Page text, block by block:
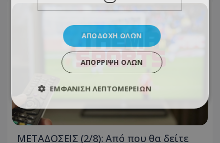
ΜΕΤΑΔΟΣΕΙΣ (2/8): Από που θα δείτε
ΑΠΟΔΟΧΉ ΌΛΩΝ
ΑΠΌΡΡΙΨΗ ΌΛΩΝ
ΕΜΦΆΝΙΣΗ ΛΕΠΤΟΜΕΡΕΙΏΝ